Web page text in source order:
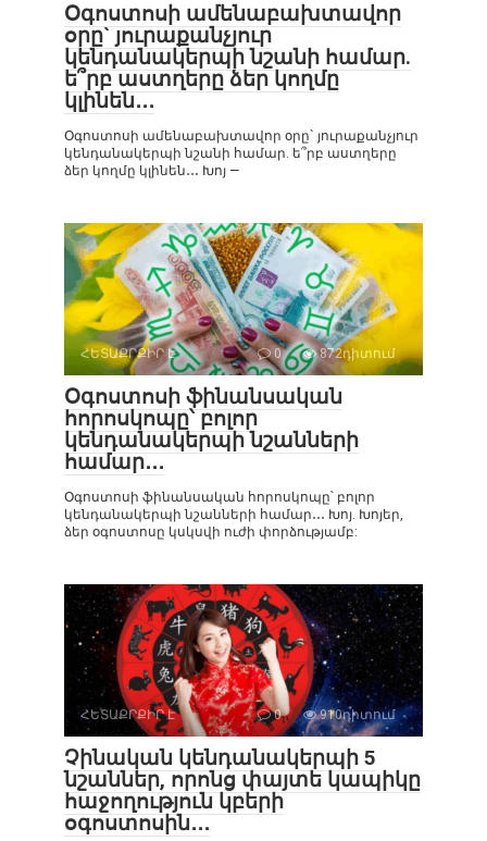
Օգոստոսի ամենաբախտավոր
օրը` յուրաքանչյուր
կենդանակերպի նշանի համար.
ե՞րբ աստղերը ձեր կողմը
կլինեն․․․
Օգոստոսի ամենաբախտավոր օրը` յուրաքանչյուր
կենդանակերպի նշանի համար. ե՞րբ աստղերը
ձեր կողմը կլինեն․․․ Խոյ —
ՀԵՏԱՔՐՔԻՐ Է 0 872դիտում
Օգոստոսի ֆինանսական
հորոսկոպը՝ բոլոր
կենդանակերպի նշանների
համար․․․
Օգոստոսի ֆինանսական հորոսկոպը՝ բոլոր
կենդանակերպի նշանների համար․․․ Խոյ. Խոյեր,
ձեր օգոստոսը կսկսվի ուժի փորձությամբ:
ՀԵՏԱՔՐՔԻՐ Է 0 910դիտում
Չինական կենդանակերպի 5
նշաններ, որոնց փայտե կապիկը
հաջողություն կբերի
օգոստոսին․․․